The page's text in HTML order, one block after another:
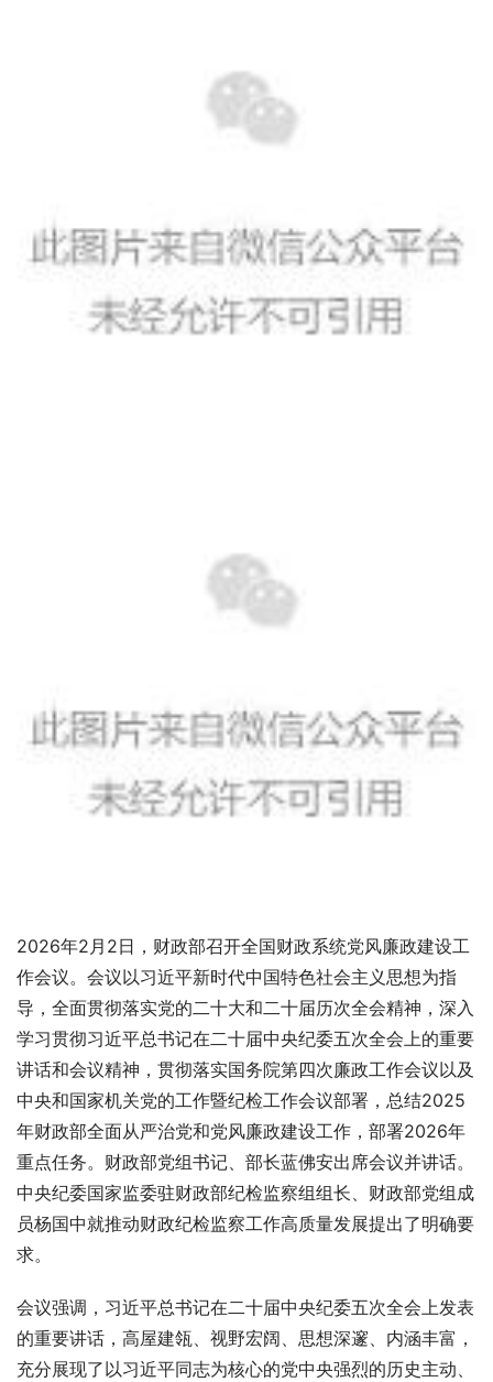
2026年2月2日，财政部召开全国财政系统党风廉政建设工
作会议。会议以习近平新时代中国特色社会主义思想为指
导，全面贯彻落实党的二十大和二十届历次全会精神，深入
学习贯彻习近平总书记在二十届中央纪委五次全会上的重要
讲话和会议精神，贯彻落实国务院第四次廉政工作会议以及
中央和国家机关党的工作暨纪检工作会议部署，总结2025
年财政部全面从严治党和党风廉政建设工作，部署2026年
重点任务。财政部党组书记、部长蓝佛安出席会议并讲话。
中央纪委国家监委驻财政部纪检监察组组长、财政部党组成
员杨国中就推动财政纪检监察工作高质量发展提出了明确要
求。
会议强调，习近平总书记在二十届中央纪委五次全会上发表
的重要讲话，高屋建瓴、视野宏阔、思想深邃、内涵丰富，
充分展现了以习近平同志为核心的党中央强烈的历史主动、